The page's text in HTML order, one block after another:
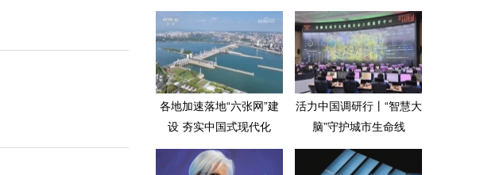
各地加速落地“六张网”建
设 夯实中国式现代化
活力中国调研行丨“智慧大
脑”守护城市生命线